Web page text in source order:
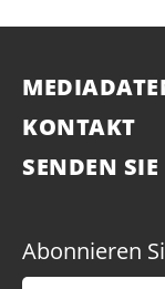
KONTAKT
SENDEN
Abonnieren